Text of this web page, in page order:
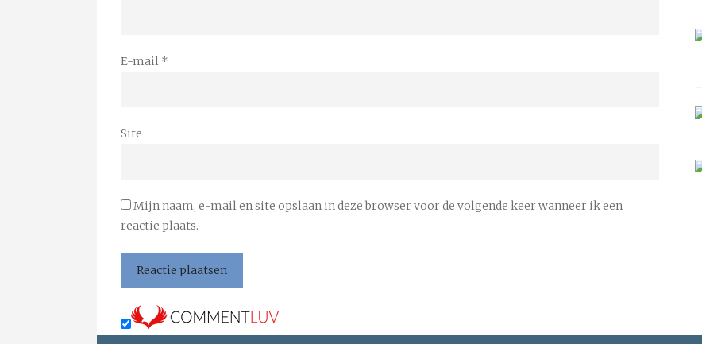
E-mail *
Site
Mijn naam, e-mail en site opslaan in deze browser voor de volgende keer wanneer ik een
reactie plaats.